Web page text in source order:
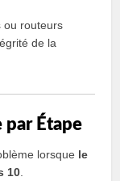
ou routeurs
de la
par Étape
lorsque le
10